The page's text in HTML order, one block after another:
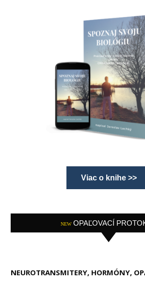
Viac o knihe >>
NEW OPAĽOVACÍ
NEUROTRANSMITERY, HORMÓNY,